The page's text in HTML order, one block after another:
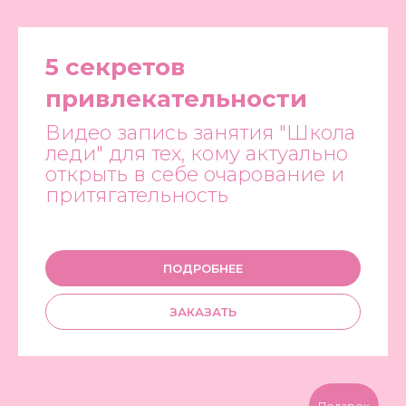
5 секретов
привлекательности
Видео запись занятия "Школа
леди" для тех, кому актуально
открыть в себе очарование и
притягательность
ПОДРОБНЕЕ
ЗАКАЗАТЬ